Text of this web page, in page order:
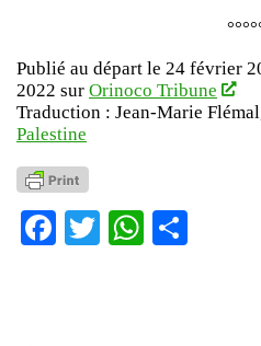
Publié au départ le 24 février
2022 sur Orinoco Tribune
Traduction : Jean-Marie
Palestine
Facebook
Twitter